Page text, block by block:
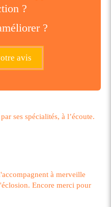
?
?
avis
ses spécialités, à l’écoute.
à merveille
Encore merci pour